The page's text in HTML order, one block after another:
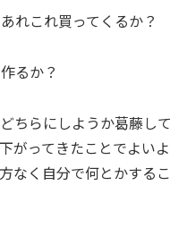
れこれ買ってくるか？
るか？
ちらにしようか葛藤して
がってきたことでよいよ
なく自分で何とかするこ